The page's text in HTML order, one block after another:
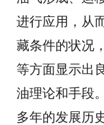
进行应用，从
藏条件的状况
等方面显示出
油理论和手段
多年的发展历